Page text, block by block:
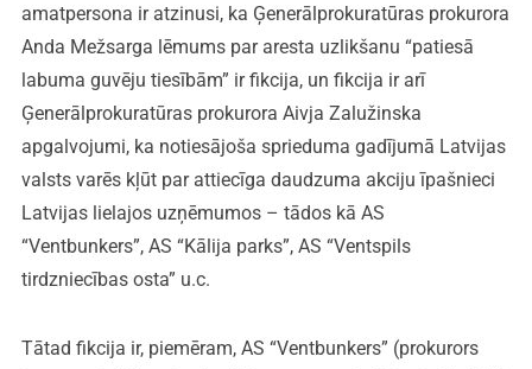
amatpersona ir atzinusi, ka Ģenerālprokuratūras prokurora
Anda Mežsarga lēmums par aresta uzlikšanu “patiesā
labuma guvēju tiesībām” ir fikcija, un fikcija ir arī
Ģenerālprokuratūras prokurora Aivja Zalužinska
apgalvojumi, ka notiesājoša sprieduma gadījumā Latvijas
valsts varēs kļūt par attiecīga daudzuma akciju īpašnieci
Latvijas lielajos uzņēmumos – tādos kā AS
“Ventbunkers”, AS “Kālija parks”, AS “Ventspils
tirdzniecības osta” u.c.
Tātad fikcija ir, piemēram, AS “Ventbunkers” (prokurors